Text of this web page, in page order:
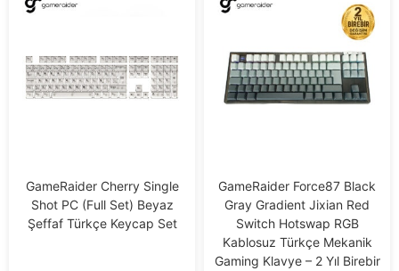
GameRaider Cherry Single
Shot PC (Full Set) Beyaz
Şeffaf Türkçe Keycap Set
GameRaider Force87 Black
Gray Gradient Jixian Red
Switch Hotswap RGB
Kablosuz Türkçe Mekanik
Gaming Klavye – 2 Yıl Birebir